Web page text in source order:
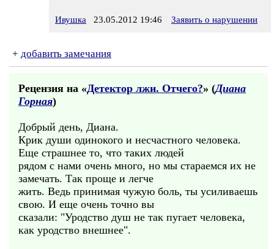
Ивушка 23.05.2012 19:46 Заявить о нарушении
+ добавить замечания
Рецензия на «Детектор лжи. Отчего?» (Диана
Горная)
Добрый день, Диана.
Крик души одинокого и несчастного человека.
Еще страшнее то, что таких людей
рядом с нами очень много, но мы стараемся их не
замечать. Так проще и легче
жить. Ведь принимая чужую боль, ты усиливаешь
свою. И еще очень точно вы
сказали: "Уродство душ не так пугает человека,
как уродство внешнее".